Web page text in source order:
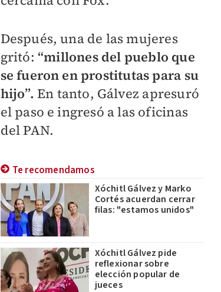
Después, una de las mujeres
gritó: “millones del pueblo que
se fueron en prostitutas para su
hijo”. En tanto, Gálvez apresuró
el paso e ingresó a las oficinas
del PAN.
Te recomendamos
Xóchitl Gálvez y Marko
Cortés acuerdan cerrar
filas: "estamos unidos"
Xóchitl Gálvez pide
reflexionar sobre
elección popular de
jueces